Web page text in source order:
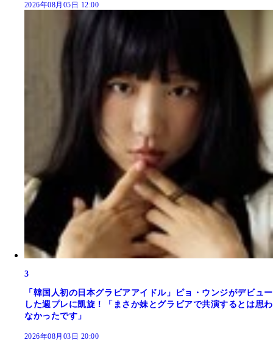
2026年08月05日 12:00
3
「韓国人初の日本グラビアアイドル」ピョ・ウンジがデビュー
した週プレに凱旋！「まさか妹とグラビアで共演するとは思わ
なかったです」
2026年08月03日 20:00